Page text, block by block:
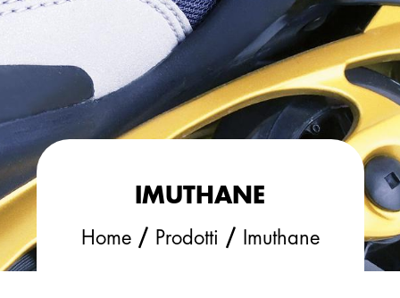
IMUTHANE
Home/ Prodotti / Imuthane